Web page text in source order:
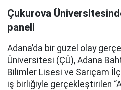
Çukurova
paneli
Adana’da bir güzel olay
Üniversitesi (ÇÜ), Adana
Bilimler Lisesi ve Sarıçam
iş birliğiyle gerçekleştirilen